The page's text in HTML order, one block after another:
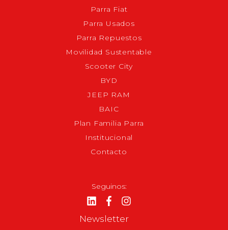
Parra Fiat
Parra Usados
Parra Repuestos
Movilidad Sustentable
Scooter City
BYD
JEEP RAM
BAIC
Plan Familia Parra
Institucional
Contacto
Seguinos:
Newsletter